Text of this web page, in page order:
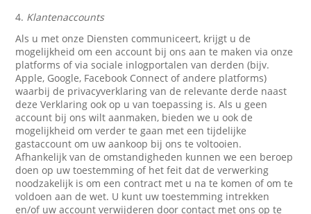
4. Klantenaccounts
Als u met onze Diensten communiceert, krijgt u de
mogelijkheid om een account bij ons aan te maken via onze
platforms of via sociale inlogportalen van derden (bijv.
Apple, Google, Facebook Connect of andere platforms)
waarbij de privacyverklaring van de relevante derde naast
deze Verklaring ook op u van toepassing is. Als u geen
account bij ons wilt aanmaken, bieden we u ook de
mogelijkheid om verder te gaan met een tijdelijke
gastaccount om uw aankoop bij ons te voltooien.
Afhankelijk van de omstandigheden kunnen we een beroep
doen op uw toestemming of het feit dat de verwerking
noodzakelijk is om een contract met u na te komen of om te
voldoen aan de wet. U kunt uw toestemming intrekken
en/of uw account verwijderen door contact met ons op te